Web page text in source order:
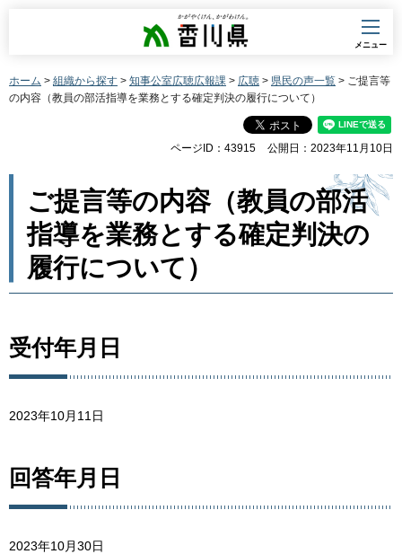
香川県
メニュー
ホーム > 組織から探す > 知事公室広聴広報課 > 広聴 > 県民の声一覧 > ご提言等
の内容（教員の部活指導を業務とする確定判決の履行について）
ページID：43915 公開日：2023年11月10日
ご提言等の内容（教員の部活
指導を業務とする確定判決の
履行について）
受付年月日
2023年10月11日
回答年月日
2023年10月30日